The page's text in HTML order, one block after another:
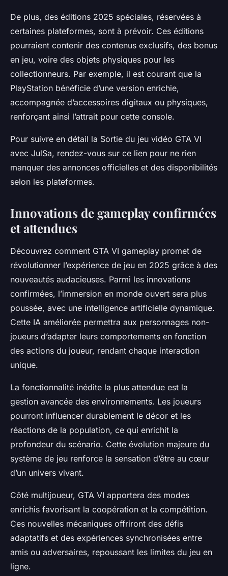
De plus, des éditions 2025 spéciales, réservées à
certaines plateformes, sont à prévoir. Ces éditions
pourraient contenir des contenus exclusifs, des bonus
en jeu, voire des objets physiques pour les
collectionneurs. Par exemple, il est courant que la
PlayStation bénéficie d’une version enrichie,
accompagnée d’accessoires digitaux ou physiques,
renforçant ainsi l’attrait pour cette console.
Pour suivre en détail la Sortie du jeu vidéo GTA VI
avec JulSa, rendez-vous sur ce lien pour ne rien
manquer des annonces officielles et des disponibilités
selon les plateformes.
Innovations de gameplay confirmées
et attendues
Découvrez comment GTA VI gameplay promet de
révolutionner l’expérience de jeu en 2025 grâce à des
nouveautés audacieuses. Parmi les innovations
confirmées, l’immersion en monde ouvert sera plus
poussée, avec une intelligence artificielle dynamique.
Cette IA améliorée permettra aux personnages non-
joueurs d’adapter leurs comportements en fonction
des actions du joueur, rendant chaque interaction
unique.
La fonctionnalité inédite la plus attendue est la
gestion avancée des environnements. Les joueurs
pourront influencer durablement le décor et les
réactions de la population, ce qui enrichit la
profondeur du scénario. Cette évolution majeure du
système de jeu renforce la sensation d’être au cœur
d’un univers vivant.
Côté multijoueur, GTA VI apportera des modes
enrichis favorisant la coopération et la compétition.
Ces nouvelles mécaniques offriront des défis
adaptatifs et des expériences synchronisées entre
amis ou adversaires, repoussant les limites du jeu en
ligne.